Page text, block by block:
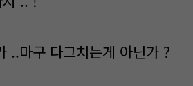
..마구 다그치는게 아닌가 ?